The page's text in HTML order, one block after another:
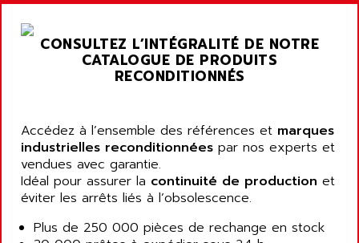
TEXT DISPLAY
SIMATIC S5 115U
SINUMERIK 840
SMT
SMTB
SMT-BSI
CPX37
CE65
AJC BATTERY
AJHUA TECHNOLOGY
AKA
AKER
AKIM AG
AKKU
AKO
CONSULTEZ L’INTÉGRALITÉ DE NOTRE
CATALOGUE DE PRODUITS
RECONDITIONNÉS
Accédez à l’ensemble des références et marques
industrielles reconditionnées par nos experts et
vendues avec garantie.
Idéal pour assurer la continuité de production et
éviter les arrêts liés à l’obsolescence.
Plus de 250 000 pièces de rechange en stock